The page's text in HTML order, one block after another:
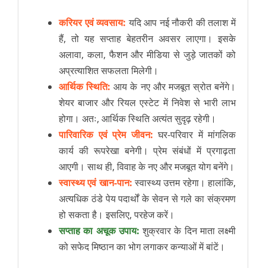
करियर एवं व्यवसाय: यदि आप नई नौकरी की तलाश में
हैं, तो यह सप्ताह बेहतरीन अवसर लाएगा। इसके
अलावा, कला, फैशन और मीडिया से जुड़े जातकों को
अप्रत्याशित सफलता मिलेगी।
आर्थिक स्थिति: आय के नए और मजबूत स्रोत बनेंगे।
शेयर बाजार और रियल एस्टेट में निवेश से भारी लाभ
होगा। अतः, आर्थिक स्थिति अत्यंत सुदृढ़ रहेगी।
पारिवारिक एवं प्रेम जीवन: घर-परिवार में मांगलिक
कार्य की रूपरेखा बनेगी। प्रेम संबंधों में प्रगाढ़ता
आएगी। साथ ही, विवाह के नए और मजबूत योग बनेंगे।
स्वास्थ्य एवं खान-पान:स्वास्थ्य उत्तम रहेगा। हालांकि,
अत्यधिक ठंडे पेय पदार्थों के सेवन से गले का संक्रमण
हो सकता है। इसलिए, परहेज करें।
सप्ताह का अचूक उपाय: शुक्रवार के दिन माता लक्ष्मी
को सफेद मिष्ठान का भोग लगाकर कन्याओं में बांटें।